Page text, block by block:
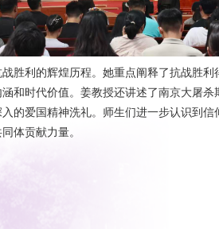
胜利的辉煌历程。她重点阐释了抗战胜
和时代价值。姜教授还讲述了南京大屠
的爱国精神洗礼。师生们进一步认识到
体贡献力量。